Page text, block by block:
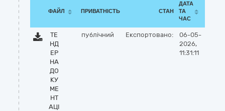
ФАЙЛ ПРИВАТНІСТЬ СТАН
ДАТА
ТА
ЧАС
ТЕ
НД
ЕР
НА
ДО
КУ
МЕ
НТ
АЦІ
публічний Експортовано:
06-05-
2026,
11:31:11